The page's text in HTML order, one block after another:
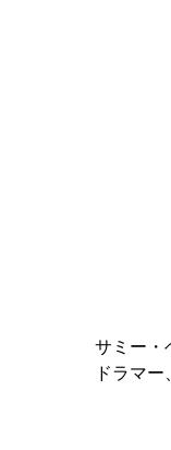
サミー・
ドラマ